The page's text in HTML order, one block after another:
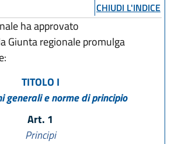
CHIUDI L'INDICE
ha approvato
Giunta regionale promulga
TITOLO I
generali e norme di principio
Art. 1
Principi